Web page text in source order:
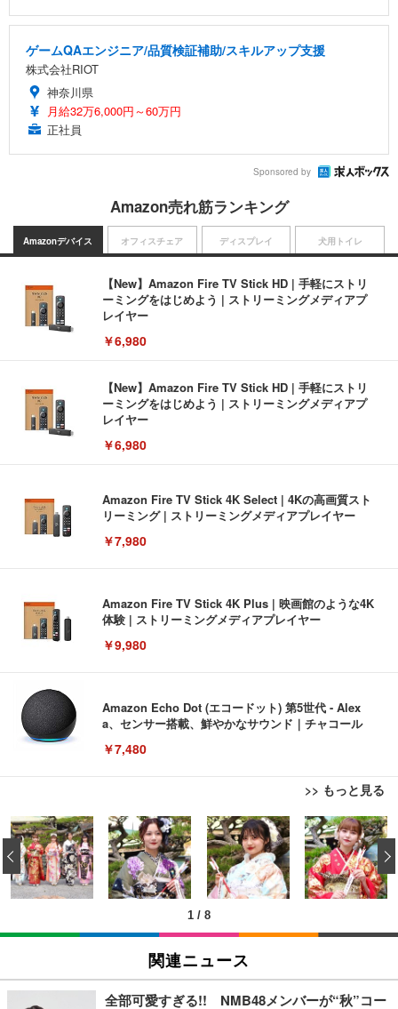
ゲームQAエンジニア/品質検証補助/スキルアップ支援
株式会社RIOT
神奈川県
月給32万6,000円～60万円
正社員
Sponsored by
Amazon売れ筋ランキング
Amazonデバイス
【New】Amazon Fire TV Stick HD | 手軽にストリ
ーミングをはじめよう | ストリーミングメディアプ
レイヤー
￥6,980
【New】Amazon Fire TV Stick HD | 手軽にストリ
ーミングをはじめよう | ストリーミングメディアプ
レイヤー
￥6,980
Amazon Fire TV Stick 4K Select | 4Kの高画質スト
リーミング | ストリーミングメディアプレイヤー
￥7,980
Amazon Fire TV Stick 4K Plus | 映画館のような4K
体験 | ストリーミングメディアプレイヤー
￥9,980
Amazon Echo Dot (エコードット) 第5世代 - Alex
a、センサー搭載、鮮やかなサウンド｜チャコール
￥7,480
>> もっと見る
オフィスチェア
[EdoErgo] オフィスチェア 椅子 テレワーク 疲れな
い 跳ね上げ式アームレスト コンパクト 約105度ロッ
キング pc 事務椅子 360度回転 座面昇降 強化ナイロ
ン樹脂ベース 通気性メッシュ 在宅ワーク H-WY01
(黒網+黒枠+黒足)
￥5,699
SIHOO B100 オフィスチェア／デスクチェア メッシ
ュチェア 人間工学 疲れない ブラック
￥27,999
ディスプレイ
EIZO ビジネス向けプレミアムモニター | FlexScan
EV3240X-WT | 31.5型4K UHD・USB Type-C・ホワ
イト
￥105,595
EIZO ビジネス向けプレミアムモニター | FlexScan
￥109,572
犬用トイレ
Amazonベーシック ペットシーツ 薄型 レギュラー 1
回使い捨て 無香料 ホワイト 300枚
￥3,373
Amazonベーシック ペットシーツ 厚型 ワイド 42枚
x2袋(84枚) ホワイト(吸収面:ライトブルー)
￥3,234
1 / 8
‹
関連ニュース
全部可愛すぎる!! NMB48メンバーが“秋”コー